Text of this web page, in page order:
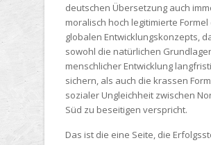
deutschen Übersetzung auch
moralisch hoch legitimierte Formel
globalen Entwicklungskonzepts,
sowohl die natürlichen
menschlicher Entwicklung
sichern, als auch die krassen
sozialer Ungleichheit zwischen
Süd zu beseitigen verspricht.
Das ist die eine Seite, die